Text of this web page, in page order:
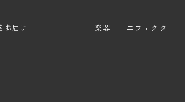
お届け 楽器 エフェクター